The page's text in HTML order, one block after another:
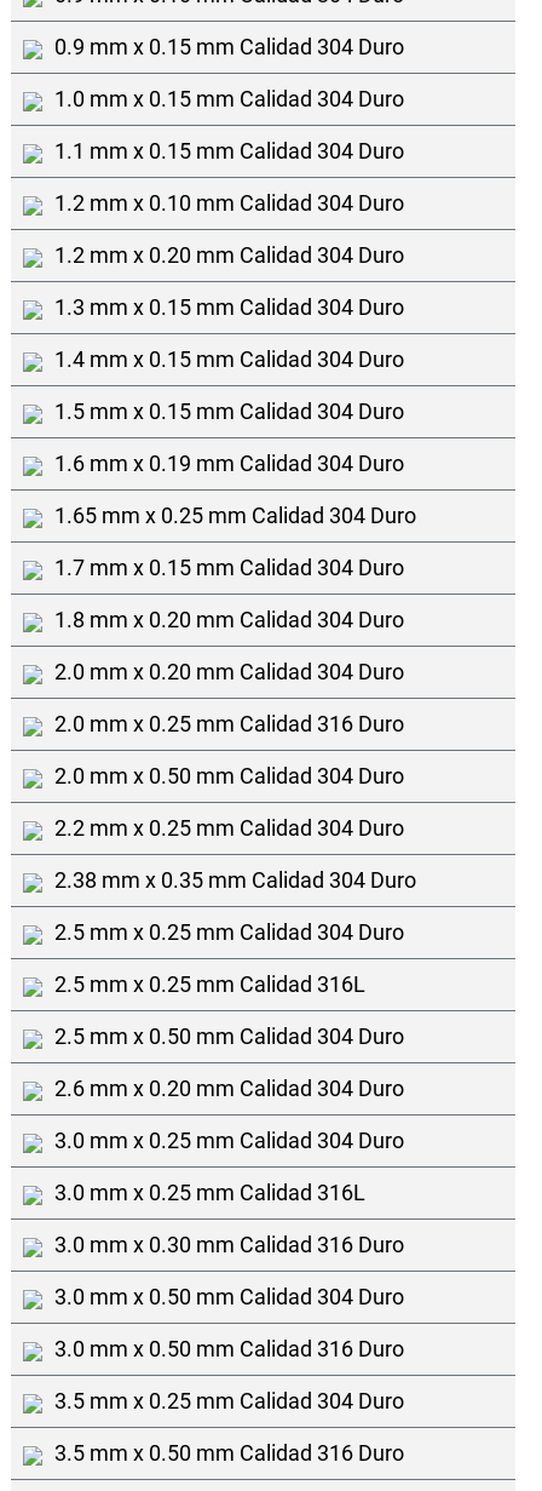
0.9 mm x 0.15 mm Calidad 304 Duro
1.0 mm x 0.15 mm Calidad 304 Duro
1.1 mm x 0.15 mm Calidad 304 Duro
1.2 mm x 0.10 mm Calidad 304 Duro
1.2 mm x 0.20 mm Calidad 304 Duro
1.3 mm x 0.15 mm Calidad 304 Duro
1.4 mm x 0.15 mm Calidad 304 Duro
1.5 mm x 0.15 mm Calidad 304 Duro
1.6 mm x 0.19 mm Calidad 304 Duro
1.65 mm x 0.25 mm Calidad 304 Duro
1.7 mm x 0.15 mm Calidad 304 Duro
1.8 mm x 0.20 mm Calidad 304 Duro
2.0 mm x 0.20 mm Calidad 304 Duro
2.0 mm x 0.25 mm Calidad 316 Duro
2.0 mm x 0.50 mm Calidad 304 Duro
2.2 mm x 0.25 mm Calidad 304 Duro
2.38 mm x 0.35 mm Calidad 304 Duro
2.5 mm x 0.25 mm Calidad 304 Duro
2.5 mm x 0.25 mm Calidad 316L
2.5 mm x 0.50 mm Calidad 304 Duro
2.6 mm x 0.20 mm Calidad 304 Duro
3.0 mm x 0.25 mm Calidad 304 Duro
3.0 mm x 0.25 mm Calidad 316L
3.0 mm x 0.30 mm Calidad 316 Duro
3.0 mm x 0.50 mm Calidad 304 Duro
3.0 mm x 0.50 mm Calidad 316 Duro
3.5 mm x 0.25 mm Calidad 304 Duro
3.5 mm x 0.50 mm Calidad 316 Duro